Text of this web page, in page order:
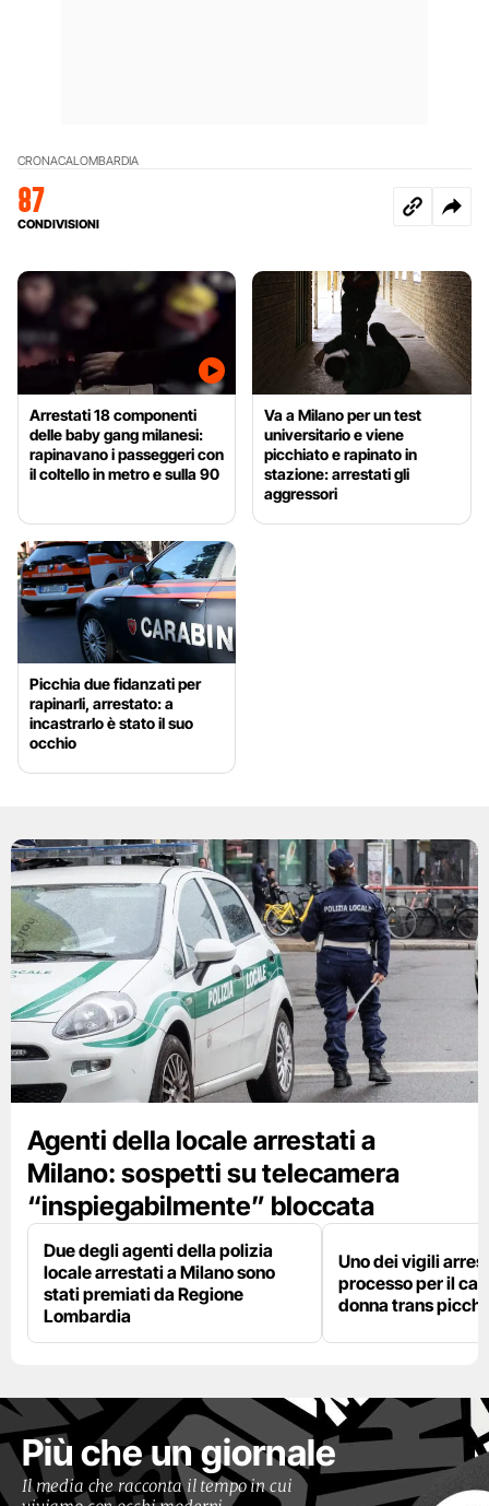
CRONACALOMBARDIA
87
CONDIVISIONI
Arrestati 18 componenti
delle baby gang milanesi:
rapinavano i passeggeri con
il coltello in metro e sulla 90
Va a Milano per un test
universitario e viene
picchiato e rapinato in
stazione: arrestati gli
aggressori
Picchia due fidanzati per
rapinarli, arrestato: a
incastrarlo è stato il suo
occhio
Agenti della locale arrestati a
Milano: sospetti su telecamera
“inspiegabilmente” bloccata
Due degli agenti della polizia
locale arrestati a Milano sono
stati premiati da Regione
Lombardia
Uno dei vigili
processo per il
donna trans
Più che un giornale
Il media che racconta il tempo in cui